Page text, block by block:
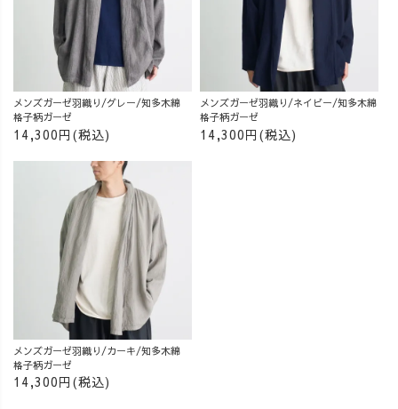
メンズガーゼ羽織り/グレー/知多木綿
格子柄ガーゼ
14,300円(税込)
メンズガーゼ羽織り/ネイビー/知多木綿
格子柄ガーゼ
14,300円(税込)
メンズガーゼ羽織り/カーキ/知多木綿
格子柄ガーゼ
14,300円(税込)